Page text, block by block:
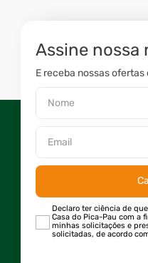
Assine nossa
E receba nossas
Declaro ter ciência de
Casa do Pica-Pau com a
minhas solicitações e
solicitadas, de acordo